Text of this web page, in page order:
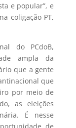
e popular”, e
coligação PT,
do PCdoB,
ampla da
que a gente
que
por meio de
as eleições
É nesse